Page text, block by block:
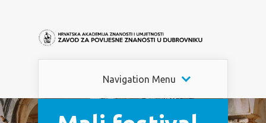
Navigation Menu